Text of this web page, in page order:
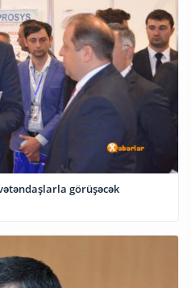
görüşəcək